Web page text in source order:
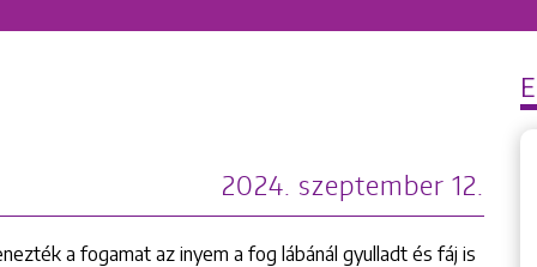
2024. szeptember 12.
a fogamat az inyem a fog lábánál gyulladt és fáj is